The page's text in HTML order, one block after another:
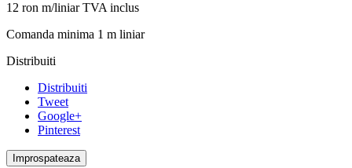
12 ron m/liniar TVA inclus
Comanda minima 1 m liniar
Distribuiti
Distribuiti
Tweet
Google+
Pinterest